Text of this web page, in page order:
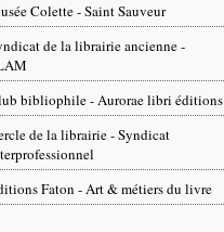
Colette - Saint Sauveur
de la librairie ancienne -
bibliophile - Aurorae libri éditions
de la librairie - Syndicat
Faton - Art & métiers du livre